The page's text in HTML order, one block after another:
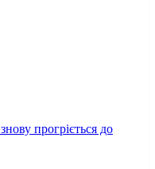
прогріється до